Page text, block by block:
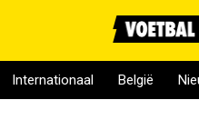
Internationaal België